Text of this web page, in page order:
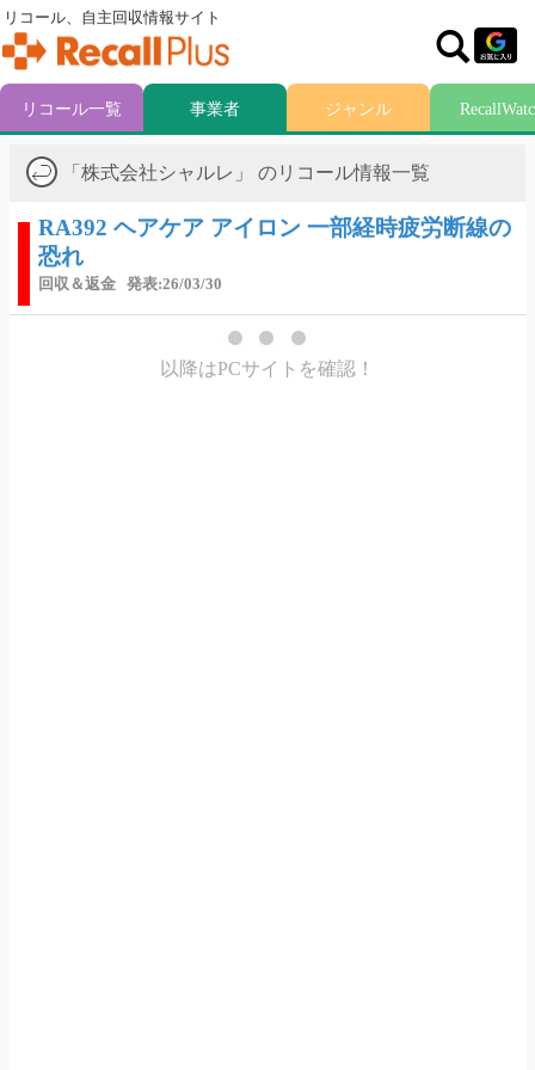
「株式会社シャルレ」 のリコール情報一覧
RA392 ヘアケア アイロン 一部経時疲労断線の
恐れ
回収＆返金 発表:26/03/30
以降はPCサイトを確認！
リコール、自主回収情報サイト
リコール一覧 事業者 ジャンル